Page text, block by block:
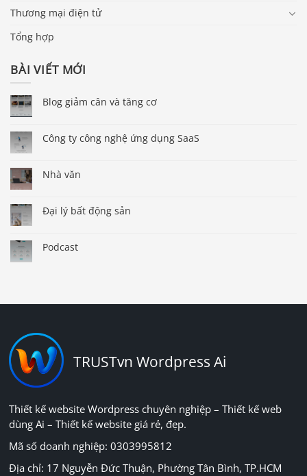
Thương mại điện tử
Tổng hợp
BÀI VIẾT MỚI
Blog giảm cân và tăng cơ
Công ty công nghệ ứng dụng SaaS
Nhà văn
Đại lý bất động sản
Podcast
TRUSTvn Wordpress Ai
Thiết kế website Wordpress chuyên nghiệp – Thiết kế web
dùng Ai – Thiết kế website giá rẻ, đẹp.
Mã số doanh nghiệp: 0303995812
Địa chỉ: 17 Nguyễn Đức Thuận, Phường Tân Bình, TP.HCM